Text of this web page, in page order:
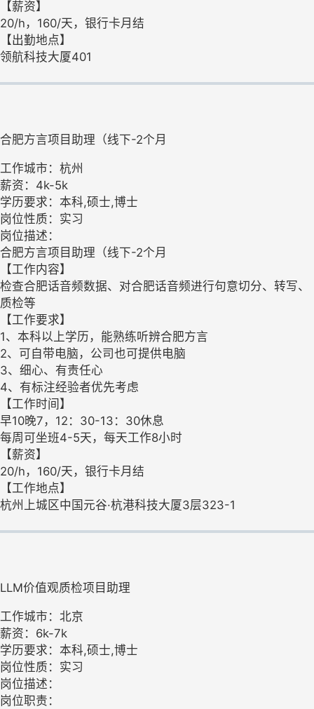
【薪资】
20/h，160/天，银行卡月结
【出勤地点】
领航科技大厦401
合肥方言项目助理（线下-2个月
工作城市：杭州
薪资：4k-5k
学历要求：本科,硕士,博士
岗位性质：实习
岗位描述：
合肥方言项目助理（线下-2个月
【工作内容】
检查合肥话音频数据、对合肥话音频进行句意切分、转写、
质检等
【工作要求】
1、本科以上学历，能熟练听辨合肥方言
2、可自带电脑，公司也可提供电脑
3、细心、有责任心
4、有标注经验者优先考虑
【工作时间】
早10晚7，12：30-13：30休息
每周可坐班4-5天，每天工作8小时
【薪资】
20/h，160/天，银行卡月结
【工作地点】
杭州上城区中国元谷·杭港科技大厦3层323-1
LLM价值观质检项目助理
工作城市：北京
薪资：6k-7k
学历要求：本科,硕士,博士
岗位性质：实习
岗位描述：
岗位职责：